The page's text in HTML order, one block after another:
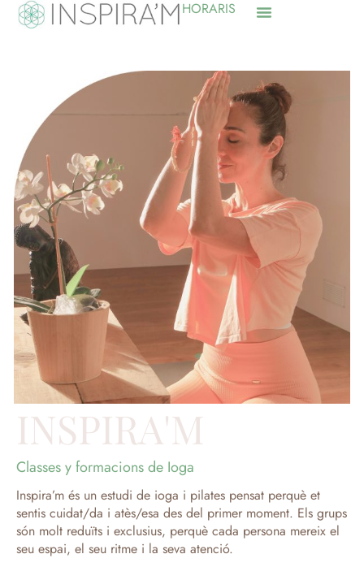
HORARIS
INSPIRA'M
Classes y formacions de Ioga
Inspira’m és un estudi de ioga i pilates pensat perquè et
sentis cuidat/da i atès/esa des del primer moment. Els grups
són molt reduïts i exclusius, perquè cada persona mereix el
seu espai, el seu ritme i la seva atenció.